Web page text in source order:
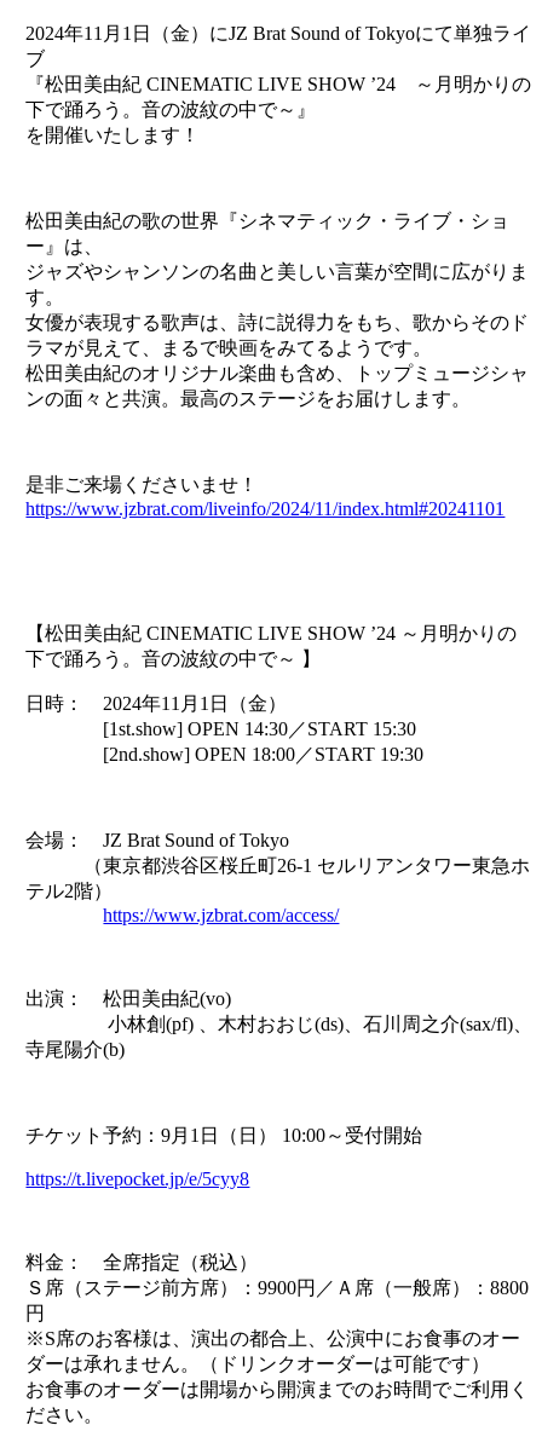
2024年11月1日（金）にJZ Brat Sound of Tokyoにて単独ライ
ブ
『松田美由紀 CINEMATIC LIVE SHOW ’24 ～月明かりの
下で踊ろう。音の波紋の中で～』
を開催いたします！
松田美由紀の歌の世界『シネマティック・ライブ・ショ
ー』は、
ジャズやシャンソンの名曲と美しい言葉が空間に広がりま
す。
女優が表現する歌声は、詩に説得力をもち、歌からそのド
ラマが見えて、まるで映画をみてるようです。
松田美由紀のオリジナル楽曲も含め、トップミュージシャ
ンの面々と共演。最高のステージをお届けします。
是非ご来場くださいませ！
https://www.jzbrat.com/liveinfo/2024/11/index.html#20241101
【松田美由紀 CINEMATIC LIVE SHOW ’24 ～月明かりの
下で踊ろう。音の波紋の中で～ 】
日時： 2024年11月1日（金）
[1st.show] OPEN 14:30／START 15:30
[2nd.show] OPEN 18:00／START 19:30
会場： JZ Brat Sound of Tokyo
（東京都渋谷区桜丘町26-1 セルリアンタワー東急ホ
テル2階）
https://www.jzbrat.com/access/
出演： 松田美由紀(vo)
小林創(pf) 、木村おおじ(ds)、石川周之介(sax/fl)、
寺尾陽介(b)
チケット予約：9月1日（日） 10:00～受付開始
https://t.livepocket.jp/e/5cyy8
料金： 全席指定（税込）
Ｓ席（ステージ前方席）：9900円／Ａ席（一般席）：8800
円
※S席のお客様は、演出の都合上、公演中にお食事のオー
ダーは承れません。（ドリンクオーダーは可能です）
お食事のオーダーは開場から開演までのお時間でご利用く
ださい。